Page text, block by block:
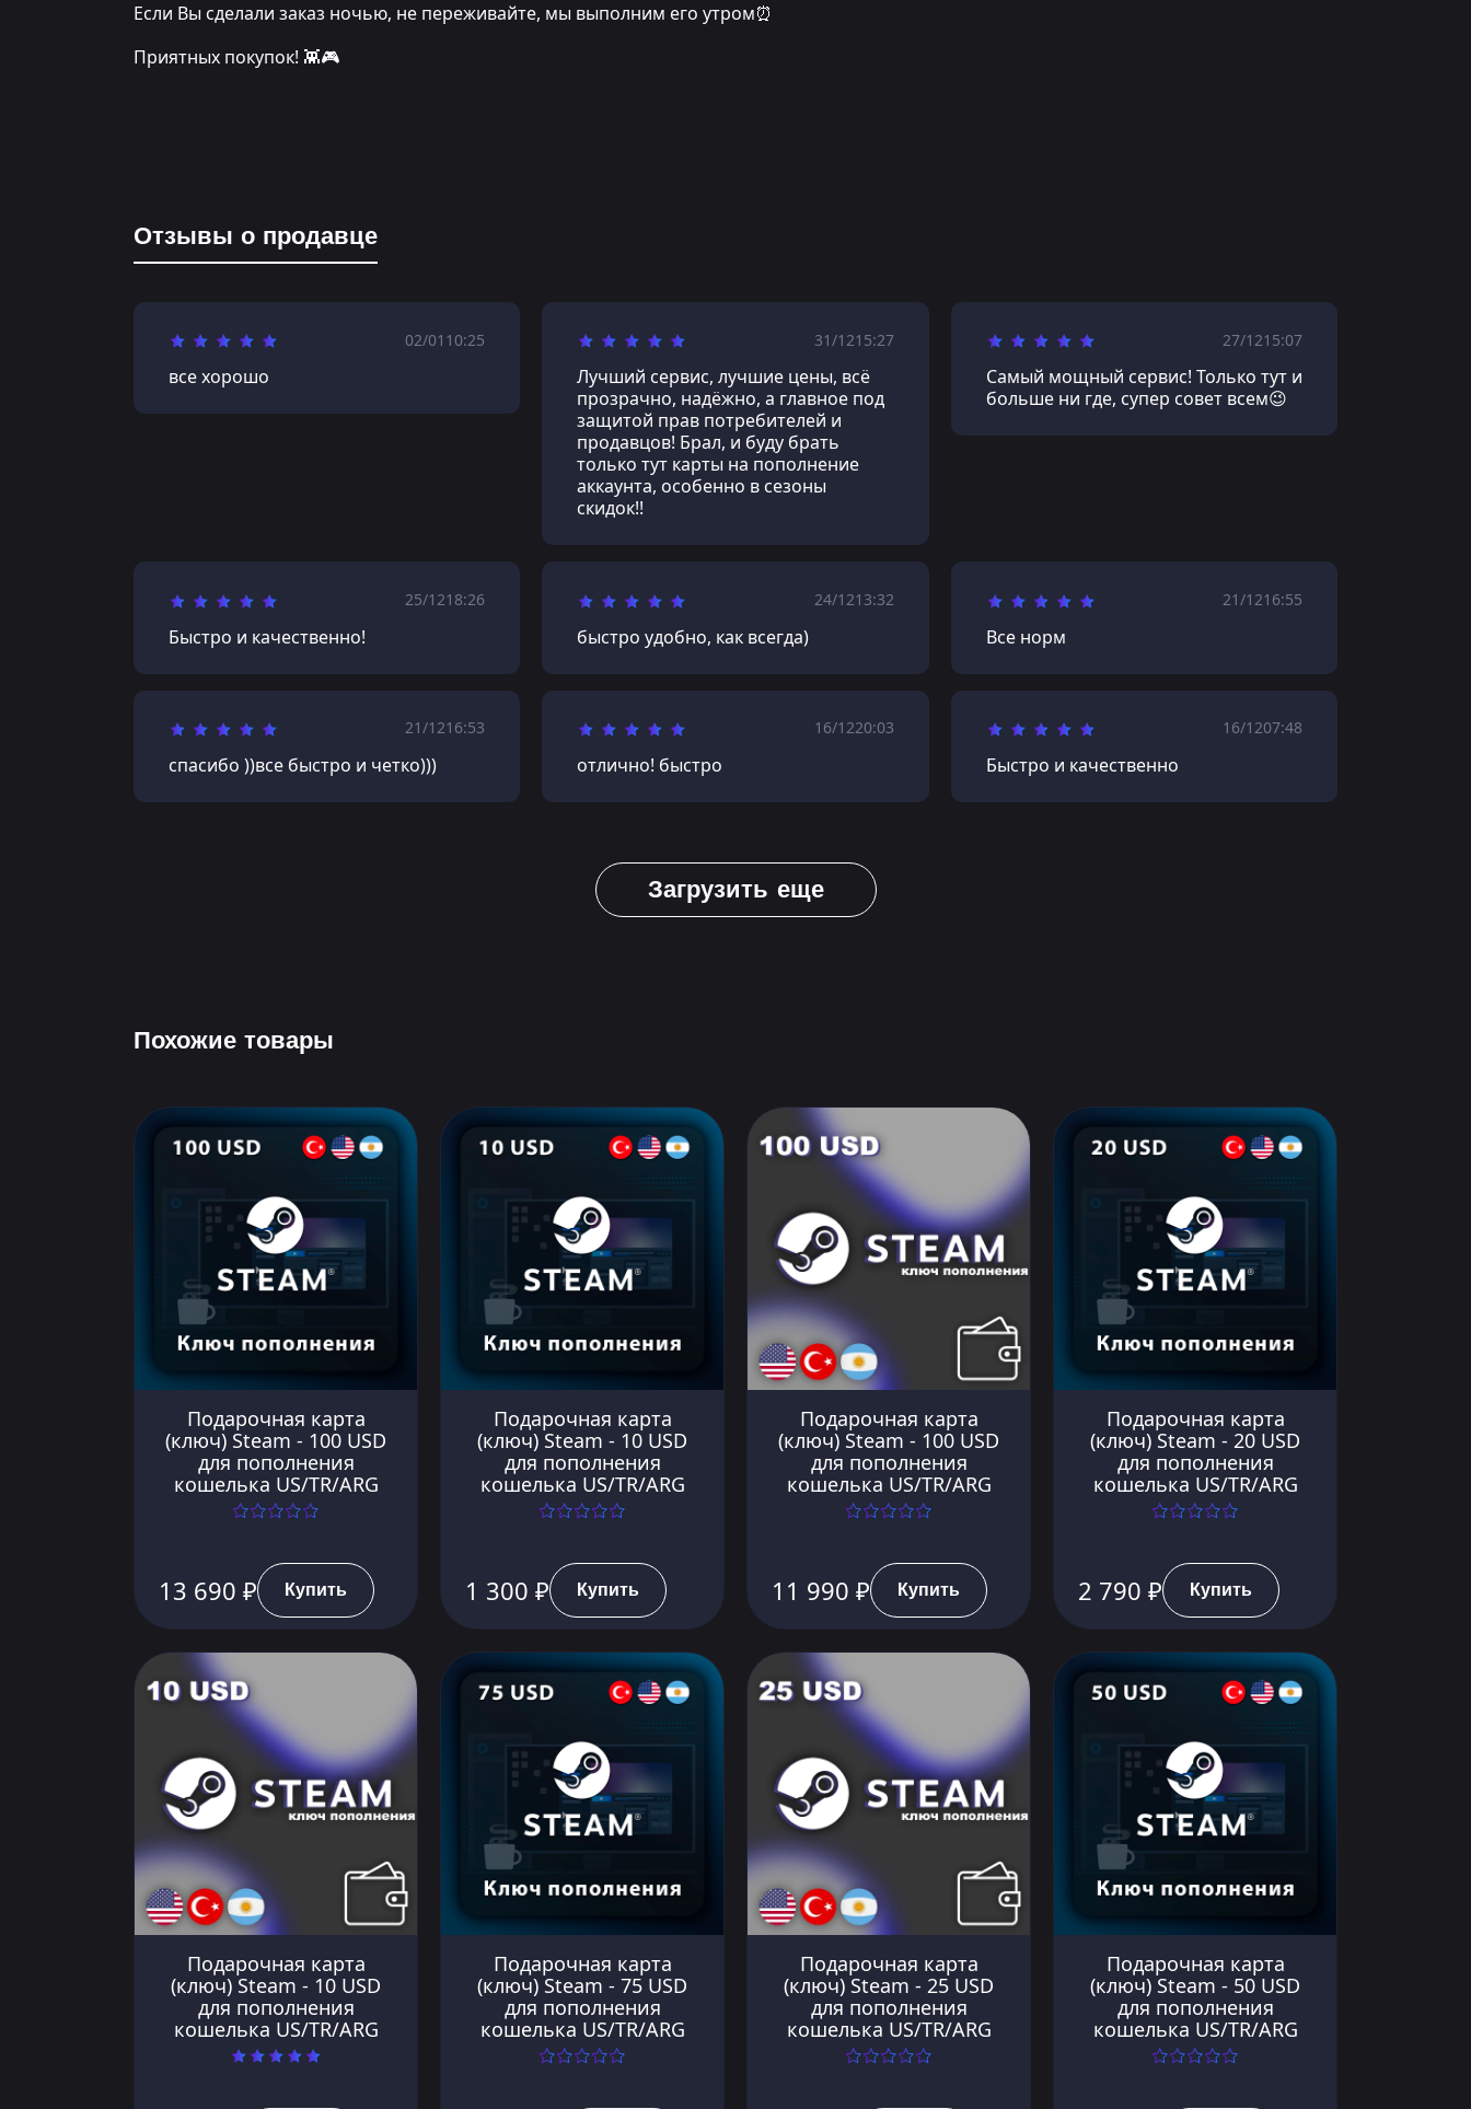
Если Вы сделали заказ ночью, не переживайте, мы выполним его утром⏰
Приятных покупок! 👾🎮
Отзывы о продавце
02/01 10:25
все хорошо
31/1215:27
Лучший сервис, лучшие цены, всё
прозрачно, надёжно, а главное под
защитой прав потребителей и
продавцов! Брал, и буду брать
только тут карты на пополнение
аккаунта, особенно в сезоны
скидок!!
27/1215:07
Самый мощный сервис! Только тут и
больше ни где, супер совет всем😉
25/1218:26
Быстро и качественно!
24/1213:32
быстро удобно, как всегда)
21/1216:55
Все норм
21/1216:53
спасибо ))все быстро и четко)))
16/1220:03
отлично! быстро
16/1207:48
Быстро и качественно
Загрузить еще
Похожие товары
Подарочная карта
(ключ) Steam - 100 USD
для пополнения
кошелька US/TR/ARG
13 690 ₽ Купить
Подарочная карта
(ключ) Steam - 10 USD
для пополнения
кошелька US/TR/ARG
1 300 ₽ Купить
Подарочная карта
(ключ) Steam - 100 USD
для пополнения
кошелька US/TR/ARG
11 990 ₽ Купить
Подарочная карта
(ключ) Steam - 20 USD
для пополнения
кошелька US/TR/ARG
2 790 ₽ Купить
Подарочная карта
(ключ) Steam - 10 USD
для пополнения
кошелька US/TR/ARG
Подарочная карта
(ключ) Steam - 75 USD
для пополнения
кошелька US/TR/ARG
Подарочная карта
(ключ) Steam - 25 USD
для пополнения
кошелька US/TR/ARG
Подарочная карта
(ключ) Steam - 50 USD
для пополнения
кошелька US/TR/ARG